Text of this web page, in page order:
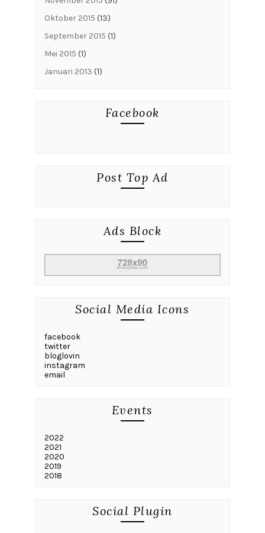
Oktober 2015 (13)
September 2015 (1)
Mei 2015 (1)
Januari 2013 (1)
Facebook
Post Top Ad
Ads Block
Social Media Icons
facebook
twitter
bloglovin
instagram
email
Events
2022
2021
2020
2019
2018
Social Plugin